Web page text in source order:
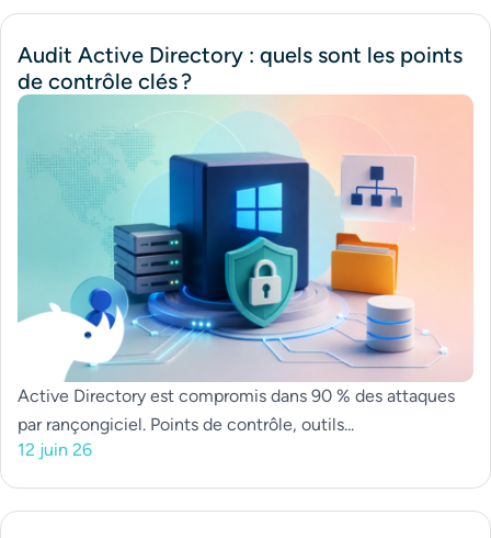
Audit Active Directory : quels sont les points
de contrôle clés ?
Active Directory est compromis dans 90 % des attaques
par rançongiciel. Points de contrôle, outils...
12 juin 26